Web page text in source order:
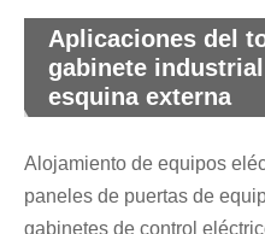
Aplicaciones del
gabinete
esquina externa
Alojamiento de equipos
paneles de puertas de
gabinetes de control